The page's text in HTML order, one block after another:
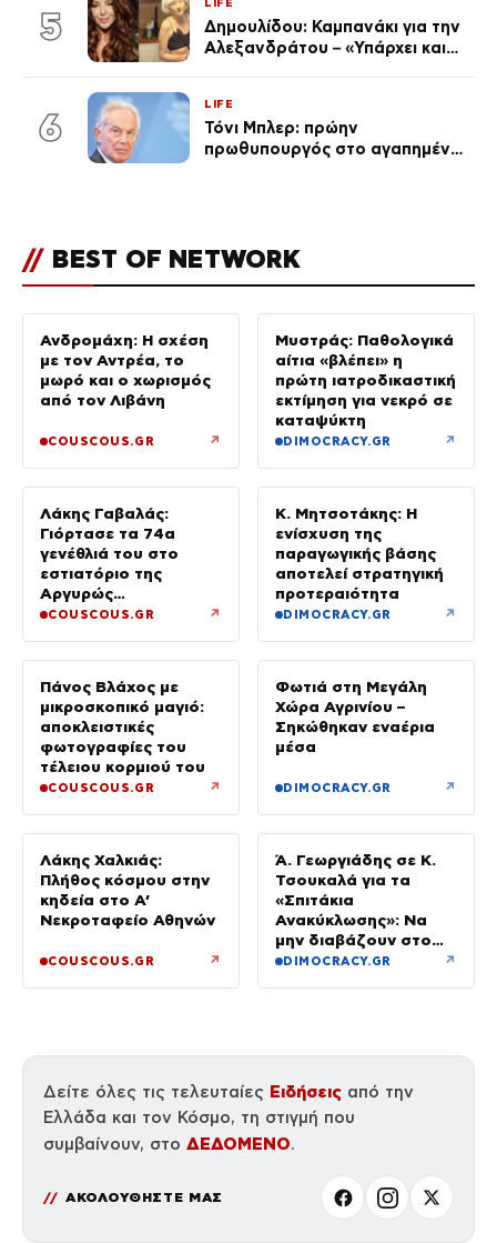
5
LIFE
Δημουλίδου: Καμπανάκι για την
Αλεξανδράτου – «Υπάρχει και
6
LIFE
Τόνι Μπλερ: πρώην
πρωθυπουργός στο αγαπημένο
// BEST OF NETWORK
Ανδρομάχη: Η σχέση
με τον Αντρέα, το
μωρό και ο χωρισμός
από τον Λιβάνη
COUSCOUS.GR ↗
Μυστράς: Παθολογικά
αίτια «βλέπει» η
πρώτη ιατροδικαστική
εκτίμηση για νεκρό σε
καταψύκτη
DIMOCRACY.GR ↗
Λάκης Γαβαλάς:
Γιόρτασε τα 74α
γενέθλιά του στο
εστιατόριο της
Αργυρώς
Μπαρμπαρίγου με
COUSCOUS.GR ↗
Κ. Μητσοτάκης: Η
ενίσχυση της
παραγωγικής βάσης
αποτελεί στρατηγική
προτεραιότητα
DIMOCRACY.GR ↗
Πάνος Βλάχος με
μικροσκοπικό μαγιό:
αποκλειστικές
φωτογραφίες του
τέλειου κορμιού του
COUSCOUS.GR ↗
Φωτιά στη Μεγάλη
Χώρα Αγρινίου –
Σηκώθηκαν εναέρια
μέσα
DIMOCRACY.GR ↗
Λάκης Χαλκιάς:
Πλήθος κόσμου στην
κηδεία στο Α’
Νεκροταφείο Αθηνών
COUSCOUS.GR ↗
Ά. Γεωργιάδης σε Κ.
Τσουκαλά για τα
«Σπιτάκια
Ανακύκλωσης»: Να
μην διαβάζουν στο
ΠΑΣΟΚ μόνο όσα
DIMOCRACY.GR ↗
Δείτε όλες τις τελευταίες Ειδήσεις από την
Ελλάδα και τον Κόσμο, τη στιγμή που
συμβαίνουν, στο ΔΕΔΟΜΕΝΟ.
ΑΚΟΛΟΥΘΗΣΤΕ ΜΑΣ